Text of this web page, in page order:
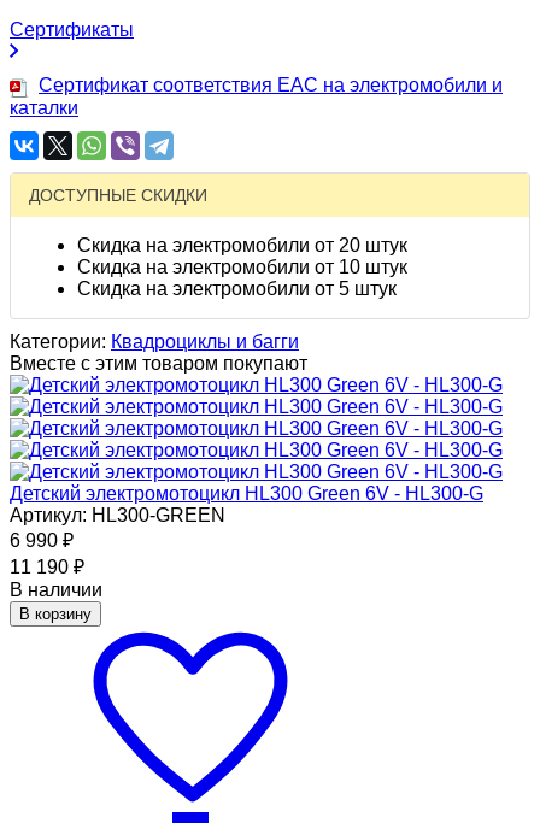
Сертификаты
Сертификат соответствия EAC на электромобили и
каталки
ДОСТУПНЫЕ СКИДКИ
Скидка на электромобили от 20 штук
Скидка на электромобили от 10 штук
Скидка на электромобили от 5 штук
Категории: Квадроциклы и багги
Вместе с этим товаром покупают
Детский электромотоцикл HL300 Green 6V - HL300-G
Артикул: HL300-GREEN
6 990 ₽
11 190 ₽
В наличии
В корзину